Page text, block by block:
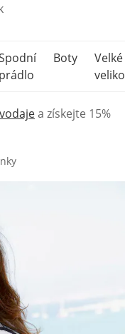
prádlo
Boty
Velké
a získejte 15%